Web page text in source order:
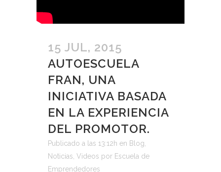
15 JUL, 2015
AUTOESCUELA
FRAN, UNA
INICIATIVA BASADA
EN LA EXPERIENCIA
DEL PROMOTOR.
Publicado a las 13:12h en Blog
Noticias Videos por Escuela de
Emprendedores